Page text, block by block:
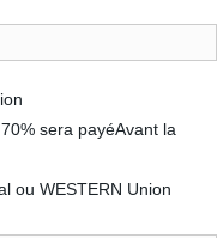
sera payéAvant la
ou WESTERN Union